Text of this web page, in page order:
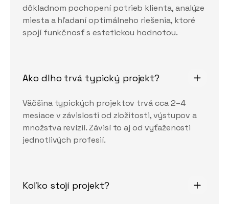
dôkladnom pochopení potrieb klienta, analýze
miesta a hľadaní optimálneho riešenia, ktoré
spojí funkčnosť s estetickou hodnotou.
Ako dlho trvá typický projekt?
Väčšina typických projektov trvá cca 2–4
mesiace v závislosti od zložitosti, výstupov a
množstva revízií. Závisí to aj od vyťaženosti
jednotlivých profesií.
Koľko stojí projekt?